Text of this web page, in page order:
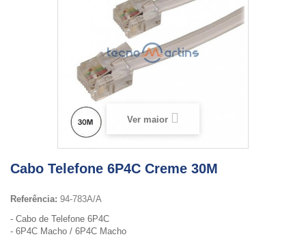
Ver maior
Cabo Telefone 6P4C Creme 30M
Referência: 94-783A/A
- Cabo de Telefone 6P4C
- 6P4C Macho / 6P4C Macho